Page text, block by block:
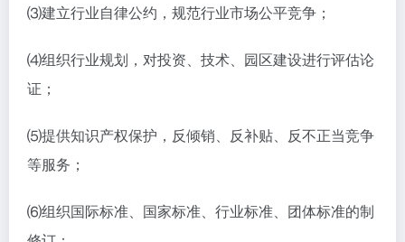
⑶建立行业自律公约，规范行业市场公平竞争；
⑷组织行业规划，对投资、技术、园区建设进行评估论
证；
⑸提供知识产权保护，反倾销、反补贴、反不正当竞争
等服务；
⑹组织国际标准、国家标准、行业标准、团体标准的制